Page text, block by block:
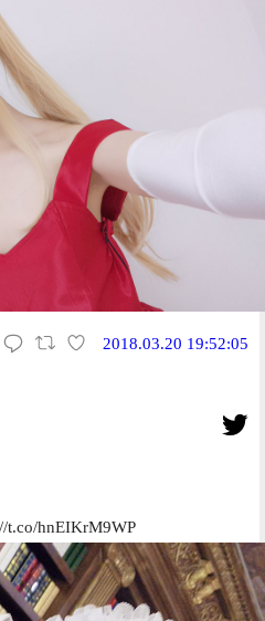
2018.03.20 19:52:05
t.co/hnEIKrM9WP